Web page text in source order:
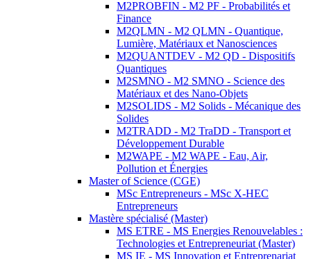
M2PROBFIN - M2 PF - Probabilités et
Finance
M2QLMN - M2 QLMN - Quantique,
Lumière, Matériaux et Nanosciences
M2QUANTDEV - M2 QD - Dispositifs
Quantiques
M2SMNO - M2 SMNO - Science des
Matériaux et des Nano-Objets
M2SOLIDS - M2 Solids - Mécanique des
Solides
M2TRADD - M2 TraDD - Transport et
Développement Durable
M2WAPE - M2 WAPE - Eau, Air,
Pollution et Énergies
Master of Science (CGE)
MSc Entrepreneurs - MSc X-HEC
Entrepreneurs
Mastère spécialisé (Master)
MS ETRE - MS Energies Renouvelables :
Technologies et Entrepreneuriat (Master)
MS IE - MS Innovation et Entreprenariat